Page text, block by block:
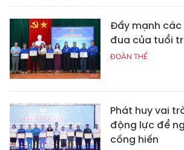
Đẩy mạnh
đua của tuổi
ĐOÀN THỂ
Phát huy vai
động lực để
cống hiến